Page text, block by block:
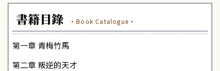
書籍目錄 ·Book Catalogue·
第一章 青梅竹馬
第二章 叛逆的天才